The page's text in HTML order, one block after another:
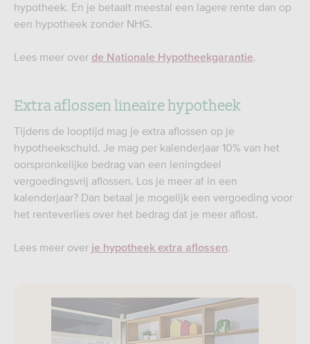
hypotheek. En je betaalt meestal een lagere rente dan op
een hypotheek zonder NHG.
Lees meer over de Nationale Hypotheekgarantie.
Extra aflossen lineaire hypotheek
Tijdens de looptijd mag je extra aflossen op je
hypotheekschuld. Je mag per kalenderjaar 10% van het
oorspronkelijke bedrag van een leningdeel
vergoedingsvrij aflossen. Los je meer af in een
kalenderjaar? Dan betaal je mogelijk een vergoeding voor
het renteverlies over het bedrag dat je meer aflost.
Lees meer over je hypotheek extra aflossen.